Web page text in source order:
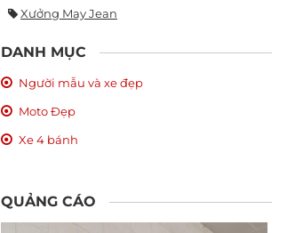
Xưởng May Jean
DANH MỤC
Người mẫu và xe đẹp
Moto Đẹp
Xe 4 bánh
QUẢNG CÁO